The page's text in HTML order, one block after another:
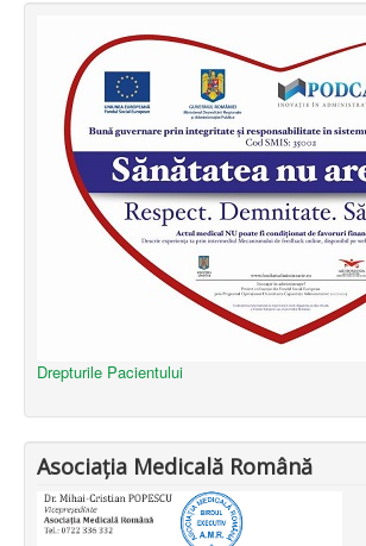
Drepturile Pacientului
Asociația Medicală Română